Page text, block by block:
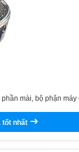
mài, bộ phận máy
tốt nhất